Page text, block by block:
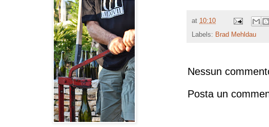
at 10:10
Labels: Brad Mehldau
Nessun
Posta un